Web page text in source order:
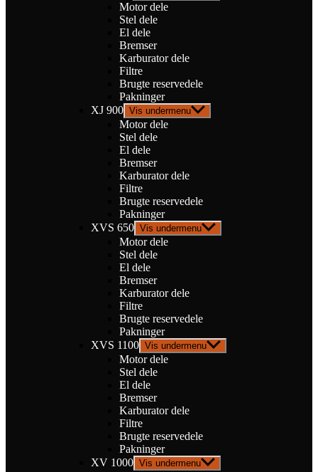
Motor dele
Stel dele
El dele
Bremser
Karburator dele
Filtre
Brugte reservedele
Pakninger
XJ 900 Vis undermenu
Motor dele
Stel dele
El dele
Bremser
Karburator dele
Filtre
Brugte reservedele
Pakninger
XVS 650 Vis undermenu
Motor dele
Stel dele
El dele
Bremser
Karburator dele
Filtre
Brugte reservedele
Pakninger
XVS 1100 Vis undermenu
Motor dele
Stel dele
El dele
Bremser
Karburator dele
Filtre
Brugte reservedele
Pakninger
XV 1000 Vis undermenu